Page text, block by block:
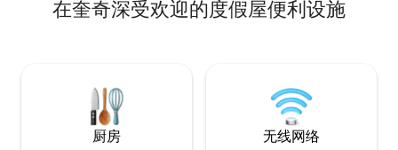
步、越野滑雪和雪鞋徒步的步道。距离伍
德斯托克（Woodstock VT）15分钟车程。
（Hanover）和诺里奇（Norwich）20分
钟车程。请注意，不适合残疾人士入住。
修复的Steinway
燃气壁炉、节能热
自行车、钓鱼、热
天）或周末租赁
在奎奇深受欢迎的度假屋便利设施
厨房 无线网络